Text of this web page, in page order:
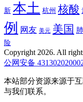
新 本土 杭州 核酸
例
网友 美元 美国
险
Copyright 2026. All
公网安备
本站部分资源来源于
与我们联系。